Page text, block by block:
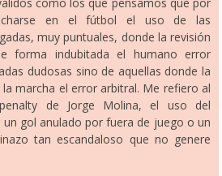
como los que pensamos que por
en el fútbol el uso de las
muy puntuales, donde la revisión
forma indubitada el humano error
dudosas sino de aquellas donde la
marcha el error arbitral. Me refiero al
de Jorge Molina, el uso del
gol anulado por fuera de juego o un
tan escandaloso que no genere